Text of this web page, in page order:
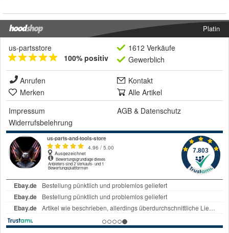
Platin
us-partsstore
100% positiv
1612 Verkäufe
Gewerblich
Anrufen
Kontakt
Merken
Alle Artikel
Impressum
AGB & Datenschutz
Widerrufsbelehrung